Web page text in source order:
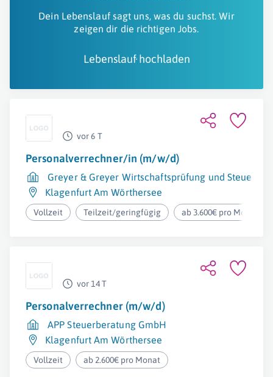
Dein Lebenslauf sagt uns, was du suchst. Wir
zeigen dir die richtigen Jobs.
Lebenslauf hochladen
vor 6 T
Personalverrechner/in (m/w/d)
Greyer & Greyer Wirtschaftsprüfung und
Klagenfurt Am Wörthersee
Vollzeit Teilzeit/geringfügig ab 3.600€ pro Monat
vor 14 T
Personalverrechner (m/w/d)
APP Steuerberatung GmbH
Klagenfurt Am Wörthersee
Vollzeit ab 2.600€ pro Monat